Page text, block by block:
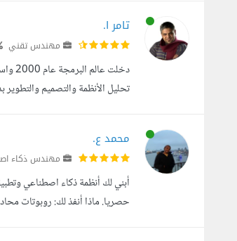
تامر ا.
مهندس تقني
تحليل الأنظمة والتصميم
محمد ع.
مهندس ذكاء
أبني لك أنظمة ذكاء اصطناعي